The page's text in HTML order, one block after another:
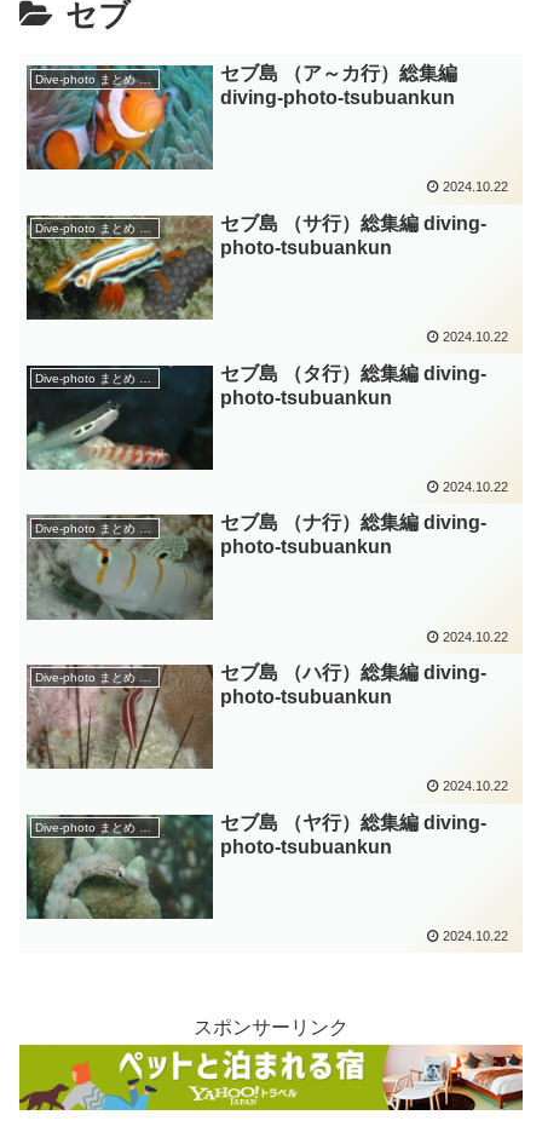
セブ
Dive-photo まとめ ｴﾘｱ
セブ島 （ア～カ行）総集編
diving-photo‐tsubuankun
2024.10.22
Dive-photo まとめ ｴﾘｱ
セブ島 （サ行）総集編 diving-
photo‐tsubuankun
2024.10.22
セブ島 （タ行）総集編 diving-
photo‐tsubuankun
2024.10.22
セブ島 （ナ行）総集編 diving-
photo‐tsubuankun
2024.10.22
Dive-photo まとめ ｴﾘｱ
セブ島 （ハ行）総集編 diving-
photo‐tsubuankun
2024.10.22
セブ島 （ヤ行）総集編 diving-
photo‐tsubuankun
2024.10.22
スポンサーリンク